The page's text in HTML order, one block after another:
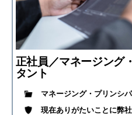
正社員／マネージング
タント
マネージング・プリンシ
現在ありがたいことに弊